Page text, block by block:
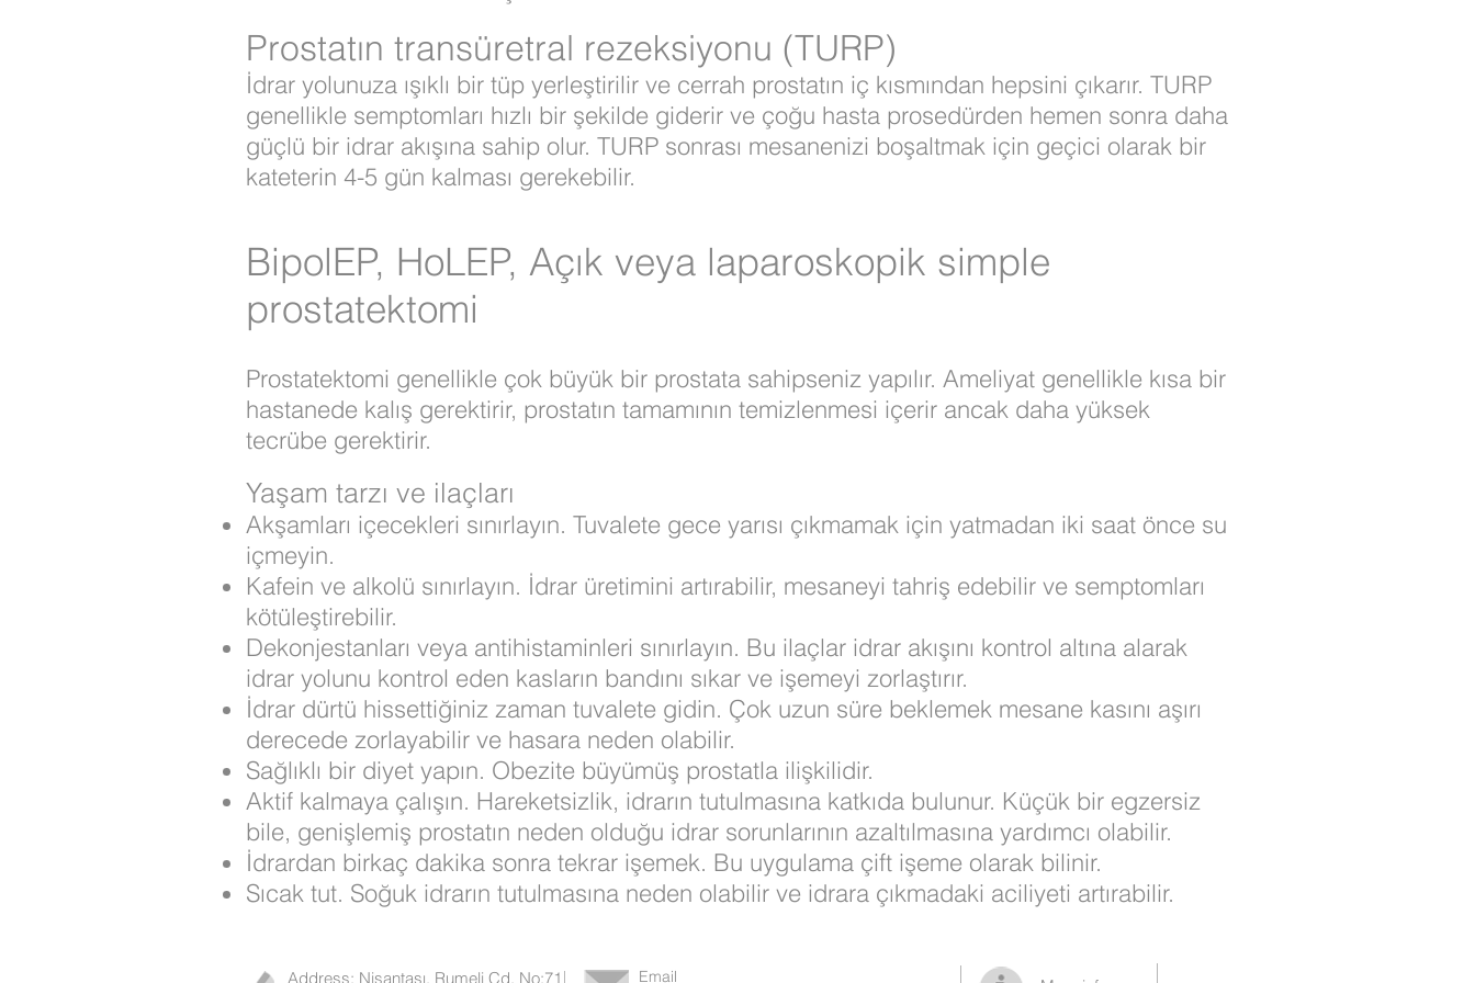
Prostatın transüretral rezeksiyonu (TURP)
İdrar yolunuza ışıklı bir tüp yerleştirilir ve cerrah prostatın iç kısmından hepsini çıkarır. TURP
genellikle semptomları hızlı bir şekilde giderir ve çoğu hasta prosedürden hemen sonra daha
güçlü bir idrar akışına sahip olur. TURP sonrası mesanenizi boşaltmak için geçici olarak bir
kateterin 4-5 gün kalması gerekebilir.
BipolEP, HoLEP, Açık veya laparoskopik simple
prostatektomi
Prostatektomi genellikle çok büyük bir prostata sahipseniz yapılır. Ameliyat genellikle kısa bir
hastanede kalış gerektirir, prostatın tamamının temizlenmesi içerir ancak daha yüksek
tecrübe gerektirir.
Yaşam tarzı ve ilaçları
Akşamları içecekleri sınırlayın. Tuvalete gece yarısı çıkmamak için yatmadan iki saat önce su
içmeyin.
Kafein ve alkolü sınırlayın. İdrar üretimini artırabilir, mesaneyi tahriş edebilir ve semptomları
kötüleştirebilir.
Dekonjestanları veya antihistaminleri sınırlayın. Bu ilaçlar idrar akışını kontrol altına alarak
idrar yolunu kontrol eden kasların bandını sıkar ve işemeyi zorlaştırır.
İdrar dürtü hissettiğiniz zaman tuvalete gidin. Çok uzun süre beklemek mesane kasını aşırı
derecede zorlayabilir ve hasara neden olabilir.
Sağlıklı bir diyet yapın. Obezite büyümüş prostatla ilişkilidir.
Aktif kalmaya çalışın. Hareketsizlik, idrarın tutulmasına katkıda bulunur. Küçük bir egzersiz
bile, genişlemiş prostatın neden olduğu idrar sorunlarının azaltılmasına yardımcı olabilir.
İdrardan birkaç dakika sonra tekrar işemek. Bu uygulama çift işeme olarak bilinir.
Sıcak tut. Soğuk idrarın tutulmasına neden olabilir ve idrara çıkmadaki aciliyeti artırabilir.
Address: Nişantaşı, Rumeli Cd. No:71 Email